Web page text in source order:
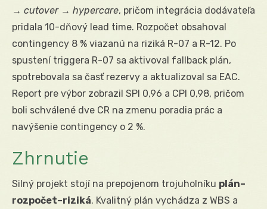
→ cutover → hypercare, pričom integrácia dodávateľa
pridala 10-dňový lead time. Rozpočet obsahoval
contingency 8 % viazanú na riziká R-07 a R-12. Po
spustení triggera R-07 sa aktivoval fallback plán,
spotrebovala sa časť rezervy a aktualizoval sa EAC.
Report pre výbor zobrazil SPI 0,96 a CPI 0,98, pričom
boli schválené dve CR na zmenu poradia prác a
navýšenie contingency o 2 %.
Zhrnutie
Silný projekt stojí na prepojenom trojuholníku plán–
rozpočet–riziká. Kvalitný plán vychádza z WBS a